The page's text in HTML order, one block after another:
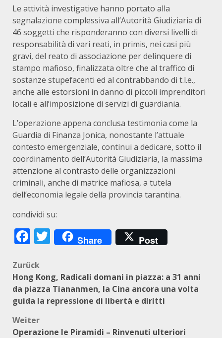
Le attività investigative hanno portato alla
segnalazione complessiva all’Autorità Giudiziaria di
46 soggetti che risponderanno con diversi livelli di
responsabilità di vari reati, in primis, nei casi più
gravi, del reato di associazione per delinquere di
stampo mafioso, finalizzata oltre che al traffico di
sostanze stupefacenti ed al contrabbando di t.l.e.,
anche alle estorsioni in danno di piccoli imprenditori
locali e all’imposizione di servizi di guardiania.
L’operazione appena conclusa testimonia come la
Guardia di Finanza Jonica, nonostante l’attuale
contesto emergenziale, continui a dedicare, sotto il
coordinamento dell’Autorità Giudiziaria, la massima
attenzione al contrasto delle organizzazioni
criminali, anche di matrice mafiosa, a tutela
dell’economia legale della provincia tarantina.
condividi su:
Facebook
Twitter
Share Post
Beitragsnavigation
Zurück
Hong Kong, Radicali domani in piazza: a 31 anni
da piazza Tiananmen, la Cina ancora una volta
guida la repressione di libertà e diritti
Weiter
Operazione le Piramidi – Rinvenuti ulteriori